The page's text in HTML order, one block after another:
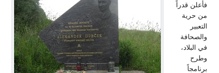
فأعلن قدراً
من حرية
التعبير
والصحافة
في البلاد،
وطرح
برنامجاً